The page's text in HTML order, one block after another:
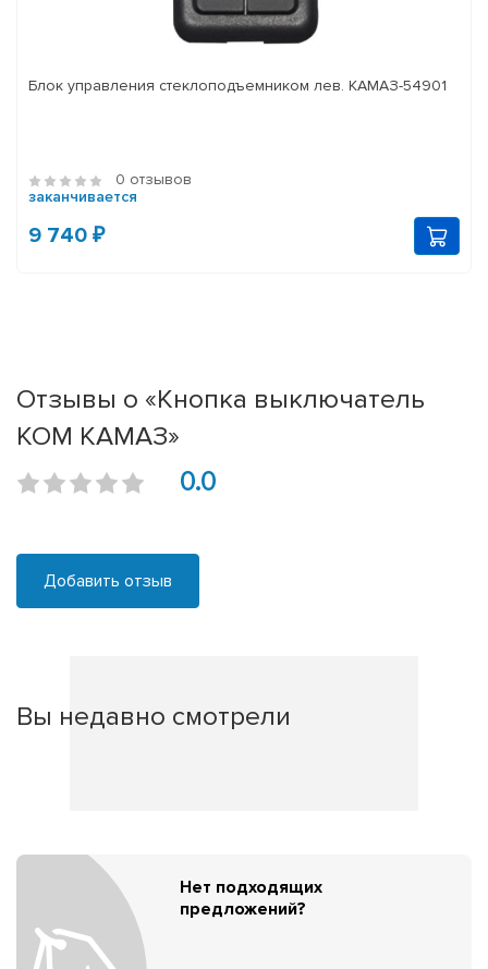
Блок управления стеклоподъемником лев. КАМАЗ-54901
0 отзывов
заканчивается
9 740 ₽
Отзывы о «Кнопка выключатель
КОМ КАМАЗ»
0.0
Добавить отзыв
Вы недавно смотрели
Нет подходящих
предложений?